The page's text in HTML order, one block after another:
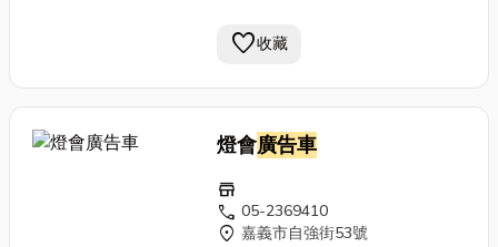
favorite收藏
燈會廣告車
store
call 05-2369410
location_on 嘉義市自強街53號